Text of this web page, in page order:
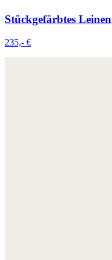
Stückgefärbtes Leinen
235,- €